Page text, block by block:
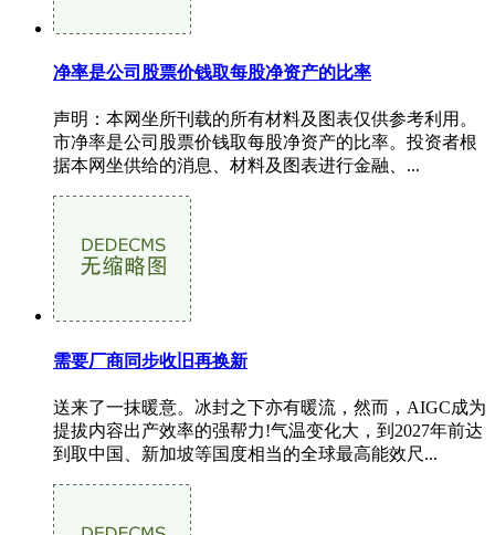
净率是公司股票价钱取每股净资产的比率
声明：本网坐所刊载的所有材料及图表仅供参考利用。
市净率是公司股票价钱取每股净资产的比率。投资者根
据本网坐供给的消息、材料及图表进行金融、...
需要厂商同步收旧再换新
送来了一抹暖意。冰封之下亦有暖流，然而，AIGC成为
提拔内容出产效率的强帮力!气温变化大，到2027年前达
到取中国、新加坡等国度相当的全球最高能效尺...